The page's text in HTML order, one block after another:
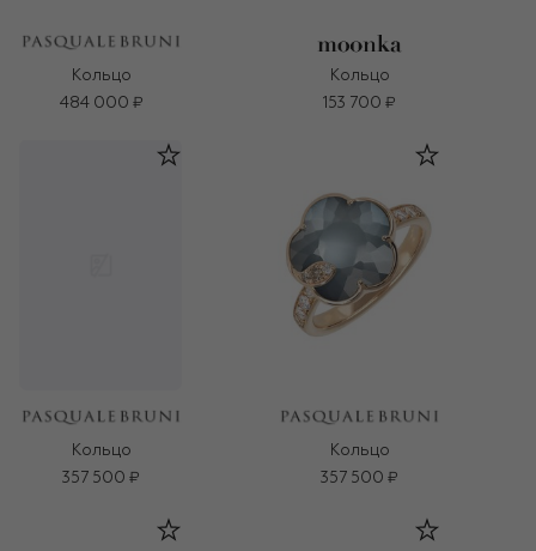
Кольцо
484 000 ₽
Кольцо
153 700 ₽
Кольцо
357 500 ₽
Кольцо
357 500 ₽